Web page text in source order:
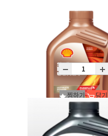
찜하기 담기